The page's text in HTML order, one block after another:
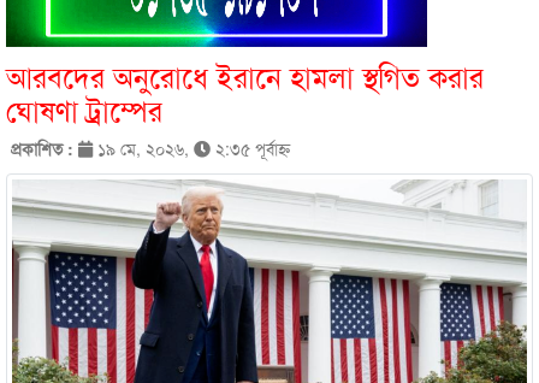
আরবদের অনুরোধে ইরানে হামলা স্থগিত করার
ঘোষণা ট্রাম্পের
প্রকাশিত : ১৯ মে, ২০২৬, ২:৩৫ পূর্বাহ্ণ